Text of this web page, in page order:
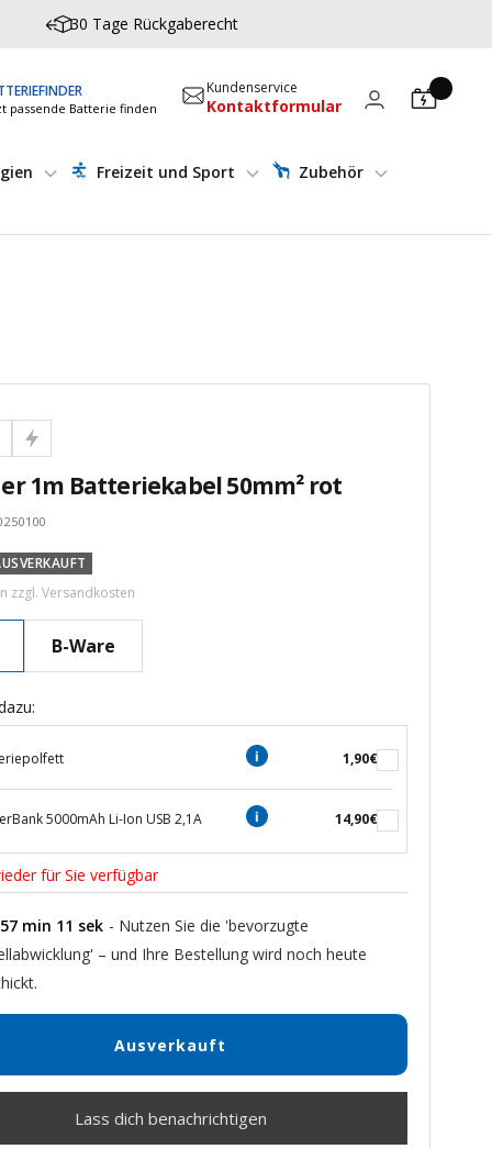
30 Tage Rückgaberecht
passende Batterie finden
Kundenservice
Kontaktformular
Freizeit und Sport Zubehör
1m Batteriekabel 50mm² rot
zzgl.Versandkosten
B-Ware
1,90€
5000mAh Li-Ion USB 2,1A 14,90€
für Sie verfügbar
57 min 10 sek - Nutzen Sie die 'bevorzugte
– und Ihre Bestellung wird noch heute
Ausverkauft
Lass dich benachrichtigen